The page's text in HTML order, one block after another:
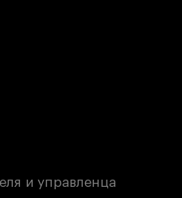
и управленца